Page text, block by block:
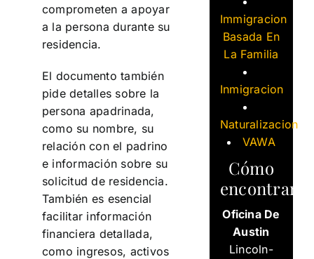
comprometen a apoyar
a la persona durante su
residencia.
El documento también
pide detalles sobre la
persona apadrinada,
como su nombre, su
relación con el padrino
e información sobre su
solicitud de residencia.
También es esencial
facilitar información
financiera detallada,
como ingresos, activos
Immigracion
Basada En
La Familia
Inmigracion
Naturalizacion
VAWA
Cómo
Oficina De
Austin
Lincoln-